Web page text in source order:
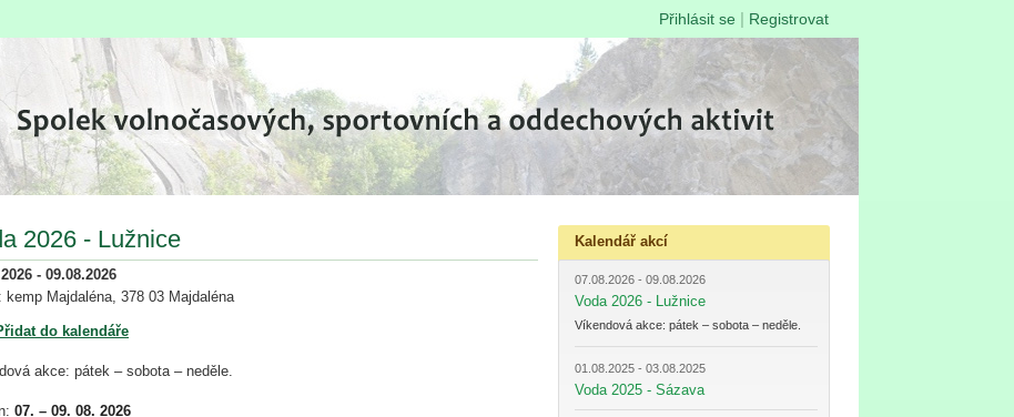
Přihlásit se | Registrovat
Kalendář akcí
07.08.2026 - 09.08.2026
Voda 2026 - Lužnice
Víkendová akce: pátek – sobota – neděle.
01.08.2025 - 03.08.2025
Voda 2025 - Sázava
2026 - Lužnice
- 09.08.2026
kemp Majdaléna, 378 03 Majdaléna
do kalendáře
akce: pátek – sobota – neděle.
07. – 09. 08. 2026